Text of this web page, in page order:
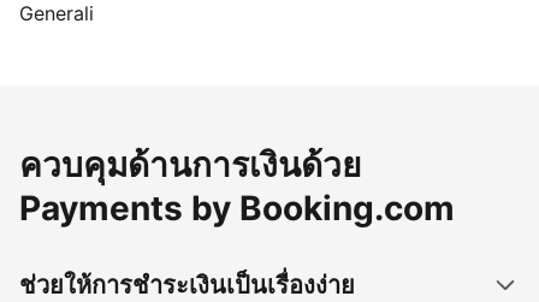
Generali
ควบคุมด้านการเงินด้วย
Payments by Booking.com
ช่วยให้การชำระเงินเป็นเรื่องง่าย